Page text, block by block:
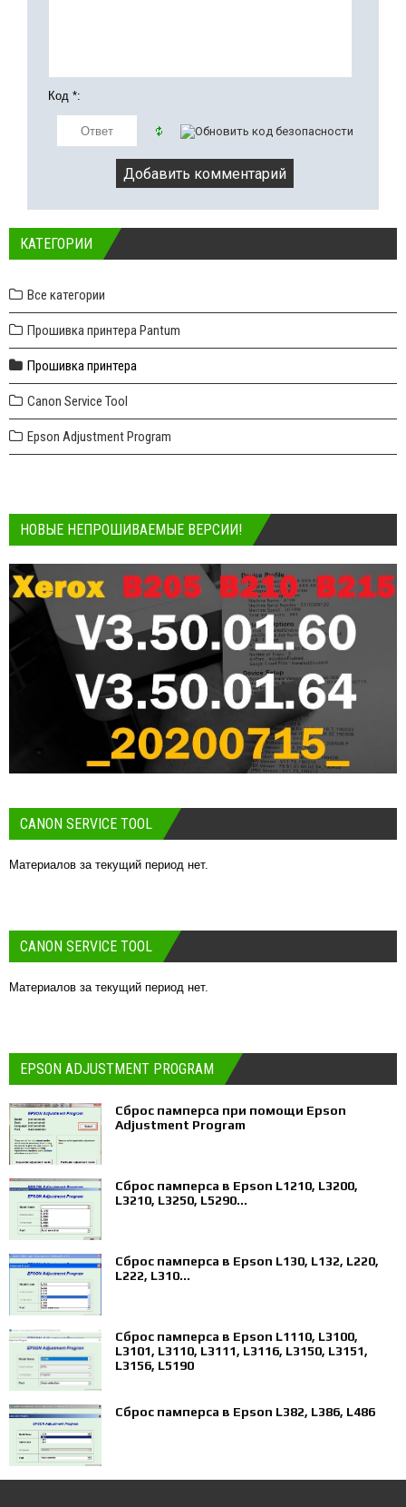
Код *:
КАТЕГОРИИ
Все категории
Прошивка принтера Pantum
Прошивка принтера
Canon Service Tool
Epson Adjustment Program
НОВЫЕ НЕПРОШИВАЕМЫЕ ВЕРСИИ!
CANON SERVICE TOOL
Материалов за текущий период нет.
CANON SERVICE TOOL
Материалов за текущий период нет.
EPSON ADJUSTMENT PROGRAM
Сброс памперса при помощи Epson
Adjustment Program
Сброс памперса в Epson L1210, L3200,
L3210, L3250, L5290...
Сброс памперса в Epson L130, L132, L220,
L222, L310...
Сброс памперса в Epson L1110, L3100,
L3101, L3110, L3111, L3116, L3150, L3151,
L3156, L5190
Сброс памперса в Epson L382, L386, L486